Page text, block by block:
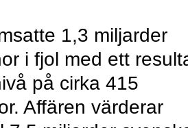
1,3 miljarder
i fjol med ett
på cirka 415
Affären värderar